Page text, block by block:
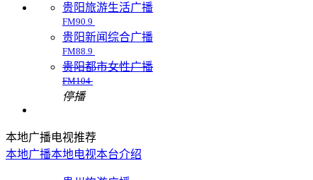
贵阳旅游生活广播
FM90.9
贵阳新闻综合广播
FM88.9
贵阳都市女性广播
FM104
停播
本地广播电视推荐
本地广播本地电视本台介绍